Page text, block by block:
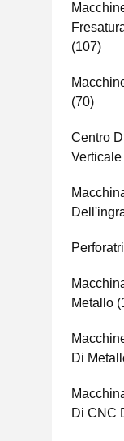
(107)
(70)
Centro
Metallo
Di
Di CNC